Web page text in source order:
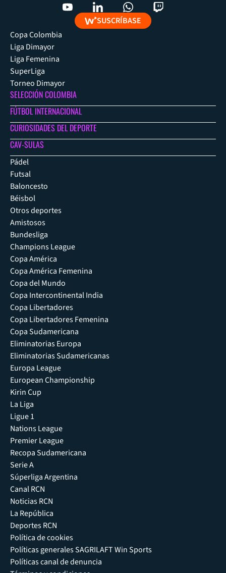
SUSCRÍBASE
Copa Colombia
Liga Dimayor
Liga Femenina
SuperLiga
Torneo Dimayor
SELECCIÓN COLOMBIA
FÚTBOL INTERNACIONAL
CURIOSIDADES DEL DEPORTE
CAV-SULAS
Pádel
Futsal
Baloncesto
Béisbol
Otros deportes
Amistosos
Bundesliga
Champions League
Copa América
Copa América Femenina
Copa del Mundo
Copa Intercontinental India
Copa Libertadores
Copa Libertadores Femenina
Copa Sudamericana
Eliminatorias Europa
Eliminatorias Sudamericanas
Europa League
European Championship
Kirin Cup
La Liga
Ligue 1
Nations League
Premier League
Recopa Sudamericana
Serie A
Súperliga Argentina
Canal RCN
Noticias RCN
La República
Deportes RCN
Política de cookies
Políticas generales SAGRILAFT Win Sports
Políticas canal de denuncia